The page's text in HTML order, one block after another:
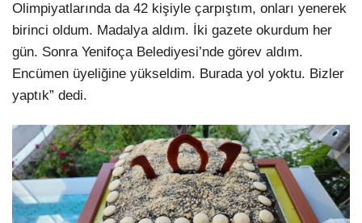
Olimpiyatlarında da 42 kişiyle çarpıştım, onları yenerek
birinci oldum. Madalya aldım. İki gazete okurdum her
gün. Sonra Yenifoça Belediyesi’nde görev aldım.
Encümen üyeliğine yükseldim. Burada yol yoktu. Bizler
yaptık” dedi.